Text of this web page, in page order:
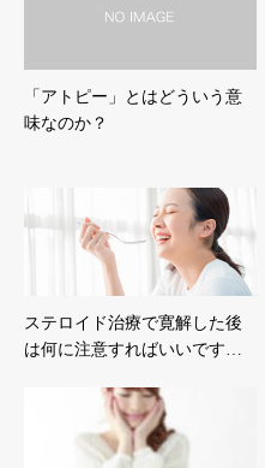
「アトピー」とはどういう意
味なのか？
ステロイド治療で寛解した後
は何に注意すればいいです…